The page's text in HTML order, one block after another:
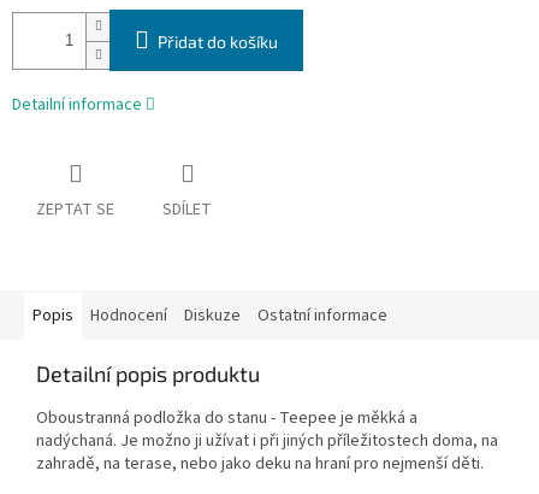
Přidat do košíku
Detailní informace
ZEPTAT SE SDÍLET
Popis Hodnocení Diskuze Ostatní informace
Detailní popis produktu
Oboustranná podložka do stanu - Teepee je měkká a
nadýchaná. Je možno ji užívat i při jiných příležitostech doma, na
zahradě, na terase, nebo jako deku na hraní pro nejmenší děti.